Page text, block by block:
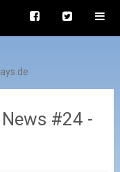
#24 -